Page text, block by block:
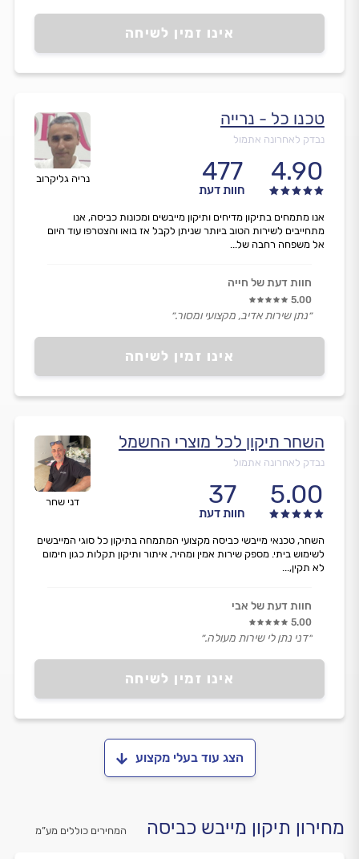
אינו זמין לשיחה
נריה גליקרוב
טכנו כל - נרייה
נבדק לאחרונה אתמול
4.90
477
חוות דעת
אינו זמין לשיחה
אנו מתמחים בתיקון מדיחים ותיקון מייבשים ומכונות כביסה, אנו
מתחייבים לשירות הטוב ביותר שניתן לקבל אז בואו והצטרפו עוד היום
אל משפחה רחבה של...
חוות דעת של חייה
5.00
״נתן שירות אדיב, מקצועי ומסור.״
דני שחר
השחר תיקון לכל מוצרי החשמל
נבדק לאחרונה אתמול
5.00
37
חוות דעת
אינו זמין לשיחה
השחר, טכנאי מייבשי כביסה מקצועי המתמחה בתיקון כל סוגי המייבשים
לשימוש ביתי. מספק שירות אמין ומהיר, איתור ותיקון תקלות כגון חימום
לא תקין,...
חוות דעת של אבי
5.00
״דני נתן לי שירות מעולה.״
הצג עוד בעלי מקצוע
מחירון תיקון מייבש כביסה המחירים כוללים מע”מ